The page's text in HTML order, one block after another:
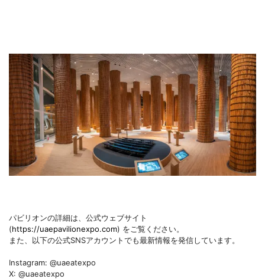
パビリオンの詳細は、公式ウェブサイト
(https://uaepavilionexpo.com) をご覧ください。
また、以下の公式SNSアカウントでも最新情報を発信しています。
Instagram: @uaeatexpo
X: @uaeatexpo